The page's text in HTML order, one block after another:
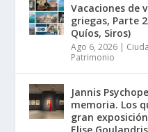
Vacaciones de
griegas, Parte
Quíos, Siros)
Ago 6, 2026 |
Patrimonio
Jannis
memoria. Los
gran
Elise Goulandris